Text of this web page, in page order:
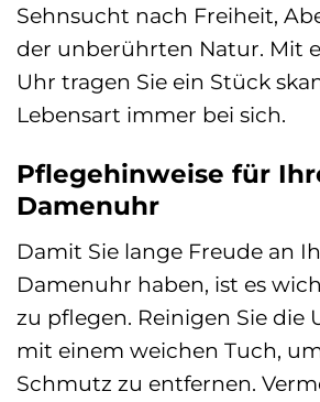
Sehnsucht nach Freiheit,
der unberührten Natur. Mit
Uhr tragen Sie ein Stück
Lebensart immer bei sich.
Pflegehinweise für
Damenuhr
Damit Sie lange Freude an
Damenuhr haben, ist es
zu pflegen. Reinigen Sie die
mit einem weichen Tuch,
Schmutz zu entfernen.